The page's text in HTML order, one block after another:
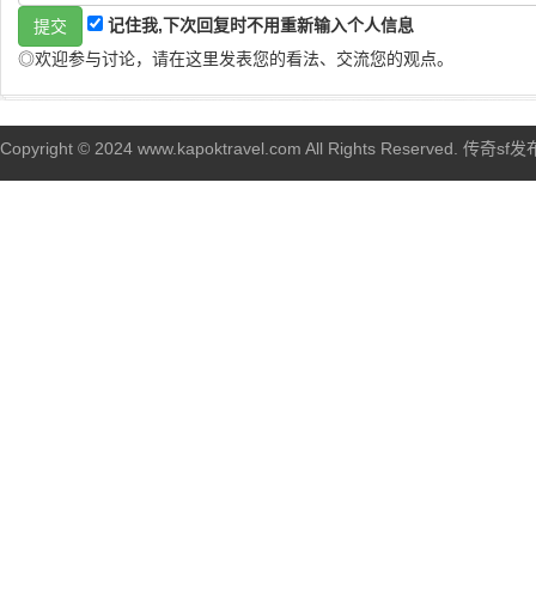
记住我,下次回复时不用重新输入个人信息
◎欢迎参与讨论，请在这里发表您的看法、交流您的观点。
Copyright © 2024 www.kapoktravel.com All Rights Reserved. 传奇sf发